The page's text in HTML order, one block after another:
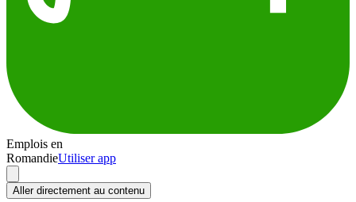
Emplois en
RomandieUtiliser app
Aller directement au contenu